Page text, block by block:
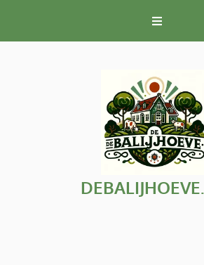
inhoud